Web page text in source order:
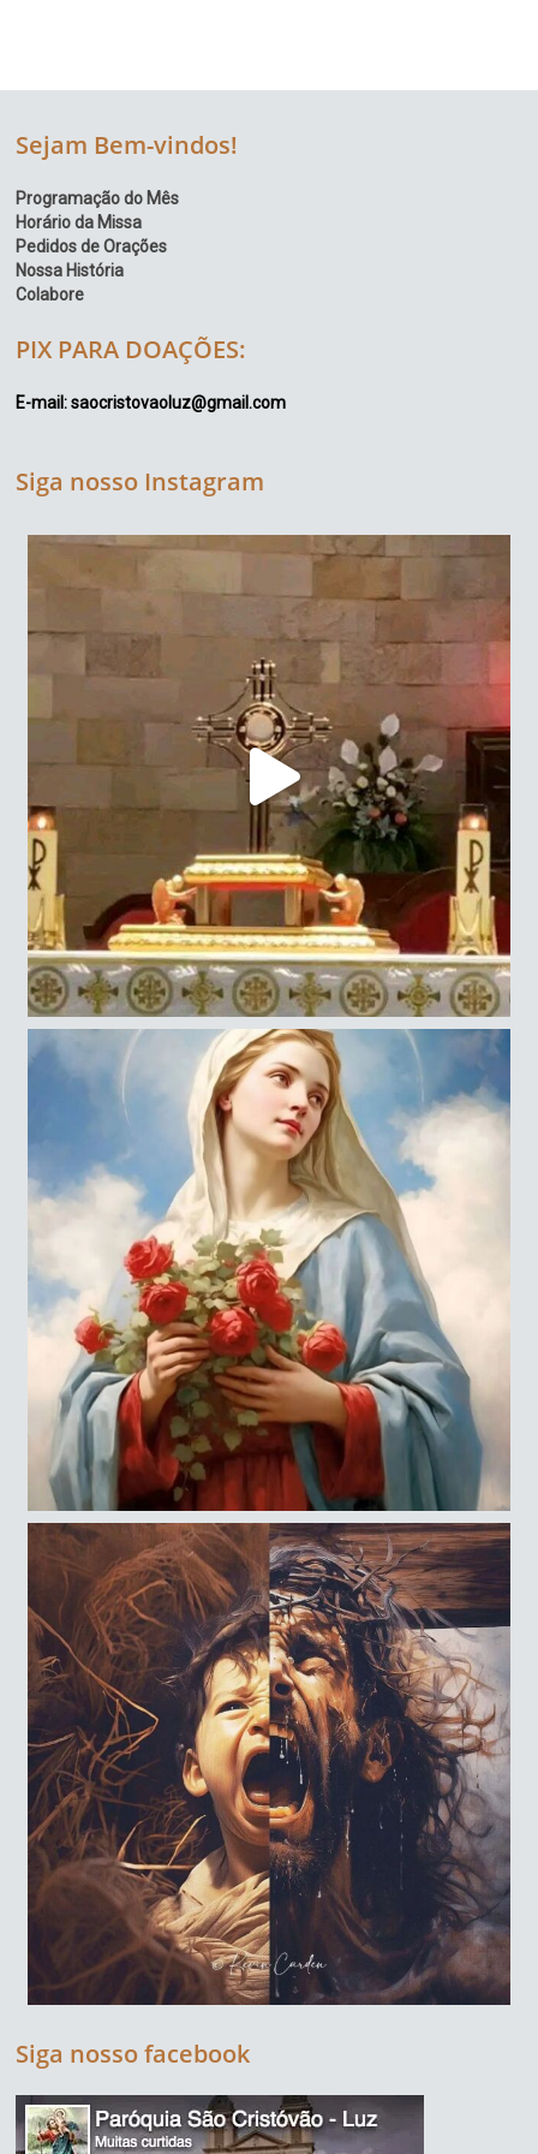
Sejam Bem-vindos!
Programação do Mês
Horário da Missa
Pedidos de Orações
Nossa História
Colabore
PIX PARA DOAÇÕES:
E-mail: saocristovaoluz@gmail.com
Siga nosso Instagram
Siga nosso facebook